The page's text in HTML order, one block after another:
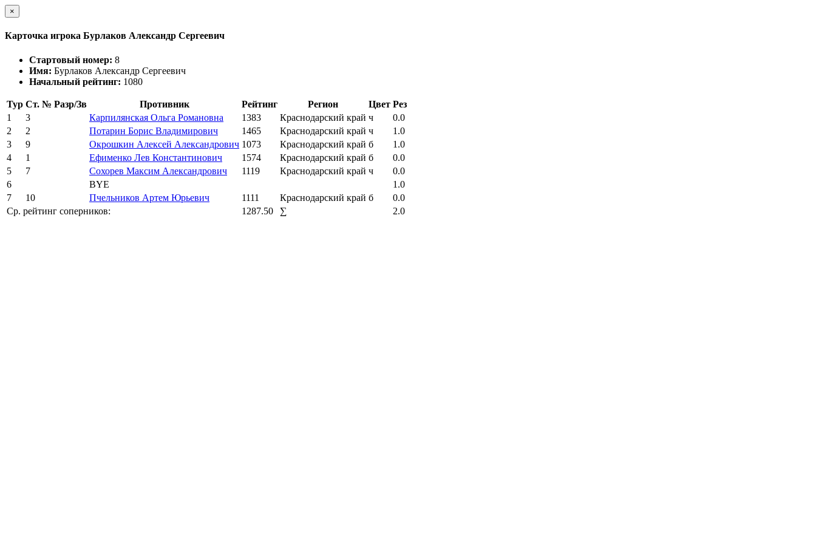
×
Карточка игрока Бурлаков Александр Сергеевич
Стартовый номер: 8
Имя: Бурлаков Александр Сергеевич
Начальный рейтинг: 1080
Тур Ст. № Разр/Зв Противник Рейтинг Регион Цвет Рез
1
3 Карпилянская Ольга Романовна 1383 Краснодарский край ч
0.0
2
2 Потарин Борис Владимирович 1465 Краснодарский край ч
1.0
3
9 Окрошкин Алексей Александрович 1073 Краснодарский край б
1.0
4
1 Ефименко Лев Константинович 1574 Краснодарский край б
0.0
5
7 Сохорев Максим Александрович 1119 Краснодарский край ч
0.0
6
BYE
1.0
7
10 Пчельников Артем Юрьевич 1111 Краснодарский край б
0.0
Ср. рейтинг соперников:
1287.50 ∑ 2.0